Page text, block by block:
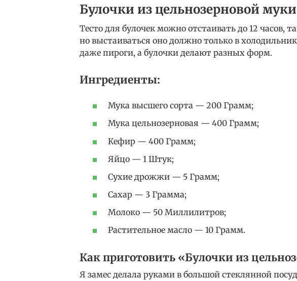
Булочки из цельнозерновой муки
Тесто для булочек можно отстаивать до 12 часов,
но выстаиваться оно должно только в
даже пироги, а булочки делают разных форм.
Ингредиенты:
Мука высшего сорта — 200 Грамм;
Мука цельнозерновая — 400 Грамм;
Кефир — 400 Грамм;
Яйцо — 1 Штук;
Сухие дрожжи — 5 Грамм;
Сахар — 3 Грамма;
Молоко — 50 Миллилитров;
Растительное масло — 10 Грамм.
Как приготовить «Булочки из
Я замес делала руками в большой стеклянной